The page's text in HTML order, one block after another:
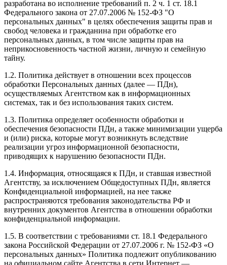
разработана во исполнение требований п. 2 ч. 1 ст. 18.1
Федерального закона от 27.07.2006 № 152-ФЗ "О
персональных данных" в целях обеспечения защиты прав и
свобод человека и гражданина при обработке его
персональных данных, в том числе защиты прав на
неприкосновенность частной жизни, личную и семейную
тайну.
1.2. Политика действует в отношении всех процессов
обработки Персональных данных (далее — ПДн),
осуществляемых Агентством как в информационных
системах, так и без использования таких систем.
1.3. Политика определяет особенности обработки и
обеспечения безопасности ПДн, а также минимизации ущерба
и (или) риска, которые могут возникнуть вследствие
реализации угроз информационной безопасности,
приводящих к нарушению безопасности ПДн.
1.4. Информация, относящаяся к ПДн, и ставшая известной
Агентству, за исключением Общедоступных ПДн, является
Конфиденциальной информацией, на нее также
распространяются требования законодательства РФ и
внутренних документов Агентства в отношении обработки
конфиденциальной информации.
1.5. В соответствии с требованиями ст. 18.1 Федерального
закона Российской Федерации от 27.07.2006 г. № 152-ФЗ «О
персональных данных» Политика подлежит опубликованию
на официальном сайте Агентства в сети Интернет —